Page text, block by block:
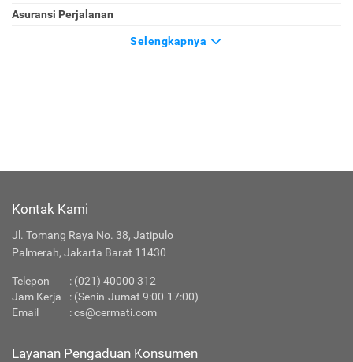
Asuransi Perjalanan
Selengkapnya
Kontak Kami
Jl. Tomang Raya No. 38, Jatipulo
Palmerah, Jakarta Barat 11430
Telepon : (021) 40000 312
Jam Kerja
: (Senin-Jumat 9:00-17:00)
Email
:cs@cermati.com
Layanan Pengaduan Konsumen